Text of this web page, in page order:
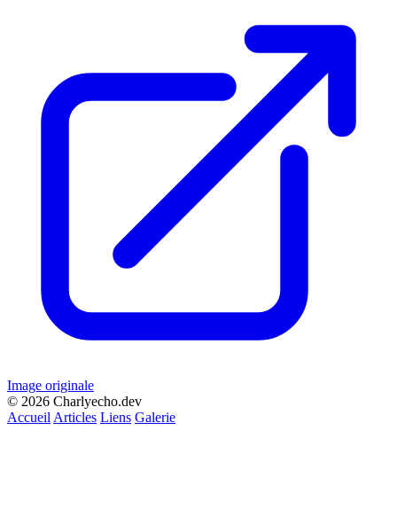
Image originale
© 2026 Charlyecho.dev
Accueil Articles Liens Galerie